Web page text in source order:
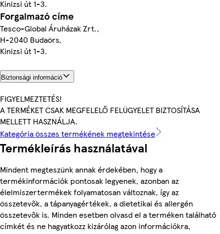
Kinizsi út 1-3.
Forgalmazó címe
Tesco-Global Áruházak Zrt.,
H-2040 Budaörs,
Kinizsi út 1-3.
Biztonsági információ
FIGYELMEZTETÉS!
A TERMÉKET CSAK MEGFELELŐ FELÜGYELET BIZTOSÍTÁSA
MELLETT HASZNÁLJA.
Kategória összes termékének megtekintése
Termékleírás használatával
Mindent megteszünk annak érdekében, hogy a
termékinformációk pontosak legyenek, azonban az
élelmiszertermékek folyamatosan változnak, így az
összetevők, a tápanyagértékek, a dietetikai és allergén
összetevők is. Minden esetben olvasd el a terméken található
címkét és ne hagyatkozz kizárólag azon információkra,